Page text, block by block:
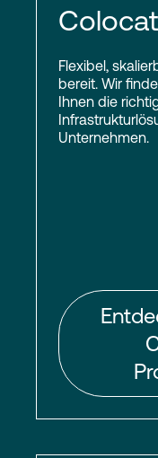
Flexibel,
bereit. Wir
Ihnen die
Unternehmen.